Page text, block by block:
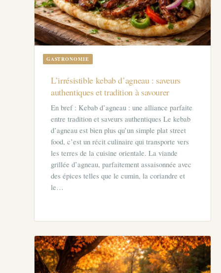
GASTRONOMIE
L’irrésistible kebab d’agneau : saveurs
authentiques et tradition à savourer
En bref : Kebab d’agneau : une alliance parfaite
entre tradition et saveurs authentiques Le kebab
d’agneau est bien plus qu’un simple plat street
food, c’est un récit culinaire qui transporte vers
les terres de la cuisine orientale. La viande
grillée d’agneau, parfaitement assaisonnée avec
des épices telles que le cumin, la coriandre et
le…